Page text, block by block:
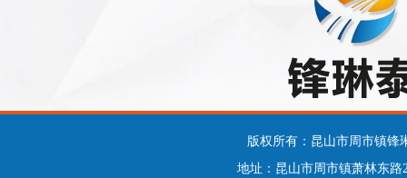
版权所有：昆山市周市镇锋
地址：昆山市周市镇萧林东